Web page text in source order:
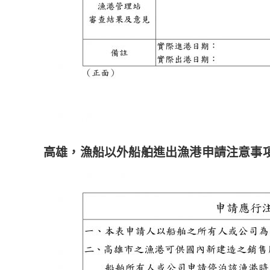
高雄，漁船以外船舶進出漁港申請注意事